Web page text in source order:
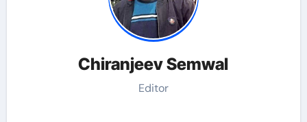
Chiranjeev Semwal
Editor